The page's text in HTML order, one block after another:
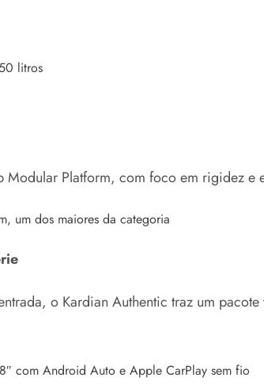
litros
Modular Platform, com foco em rigidez e
um dos maiores da categoria
o Kardian Authentic traz um
com Android Auto e Apple CarPlay sem fio